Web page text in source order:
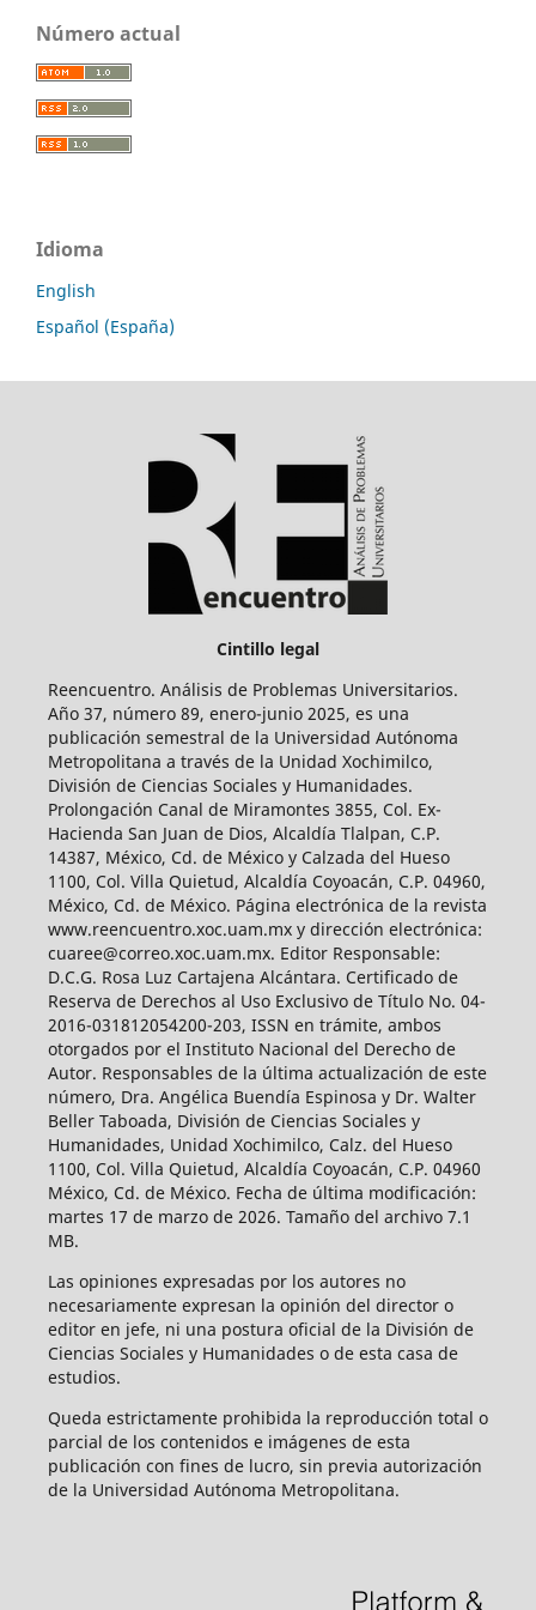
Número actual
Idioma
English
Español (España)
Cintillo legal
Reencuentro. Análisis de Problemas Universitarios.
Año 37, número 89, enero-junio 2025, es una
publicación semestral de la Universidad Autónoma
Metropolitana a través de la Unidad Xochimilco,
División de Ciencias Sociales y Humanidades.
Prolongación Canal de Miramontes 3855, Col. Ex-
Hacienda San Juan de Dios, Alcaldía Tlalpan, C.P.
14387, México, Cd. de México y Calzada del Hueso
1100, Col. Villa Quietud, Alcaldía Coyoacán, C.P. 04960,
México, Cd. de México. Página electrónica de la revista
www.reencuentro.xoc.uam.mx y dirección electrónica:
cuaree@correo.xoc.uam.mx. Editor Responsable:
D.C.G. Rosa Luz Cartajena Alcántara. Certificado de
Reserva de Derechos al Uso Exclusivo de Título No. 04-
2016-031812054200-203, ISSN en trámite, ambos
otorgados por el Instituto Nacional del Derecho de
Autor. Responsables de la última actualización de este
número, Dra. Angélica Buendía Espinosa y Dr. Walter
Beller Taboada, División de Ciencias Sociales y
Humanidades, Unidad Xochimilco, Calz. del Hueso
1100, Col. Villa Quietud, Alcaldía Coyoacán, C.P. 04960
México, Cd. de México. Fecha de última modificación:
martes 17 de marzo de 2026. Tamaño del archivo 7.1
MB.
Las opiniones expresadas por los autores no
necesariamente expresan la opinión del director o
editor en jefe, ni una postura oficial de la División de
Ciencias Sociales y Humanidades o de esta casa de
estudios.
Queda estrictamente prohibida la reproducción total o
parcial de los contenidos e imágenes de esta
publicación con fines de lucro, sin previa autorización
de la Universidad Autónoma Metropolitana.